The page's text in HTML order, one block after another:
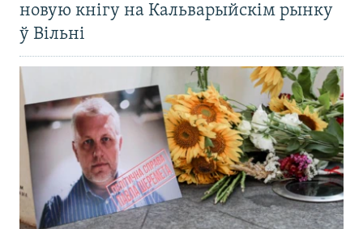
новую кнігу на Кальварыйскім рынку
ў Вільні